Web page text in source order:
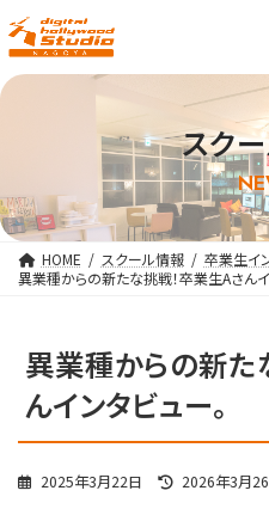
スク
HOME スクール情報
卒業生イ
異業種からの新たな挑戦！卒業生Aさんイ
異業種からの新た
んインタビュー。
2025年3月22日
最
2026年3月